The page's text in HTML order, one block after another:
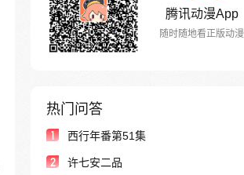
腾讯动漫App
随时随地看正版动漫
热门问答
1 西行年番第51集
2 许七安二品